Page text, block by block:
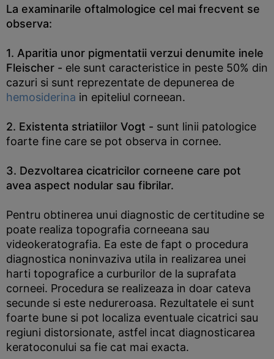
La examinarile oftalmologice cel mai frecvent se
observa:
1. Aparitia unor pigmentatii verzui denumite inele
Fleischer - ele sunt caracteristice in peste 50% din
cazuri si sunt reprezentate de depunerea de
hemosiderina in epiteliul corneean.
2. Existenta striatiilor Vogt - sunt linii patologice
foarte fine care se pot observa in cornee.
3. Dezvoltarea cicatricilor corneene care pot
avea aspect nodular sau fibrilar.
Pentru obtinerea unui diagnostic de certitudine se
poate realiza topografia corneeana sau
videokeratografia. Ea este de fapt o procedura
diagnostica noninvaziva utila in realizarea unei
harti topografice a curburilor de la suprafata
corneei. Procedura se realizeaza in doar cateva
secunde si este nedureroasa. Rezultatele ei sunt
foarte bune si pot localiza eventuale cicatrici sau
regiuni distorsionate, astfel incat diagnosticarea
keratoconului sa fie cat mai exacta.